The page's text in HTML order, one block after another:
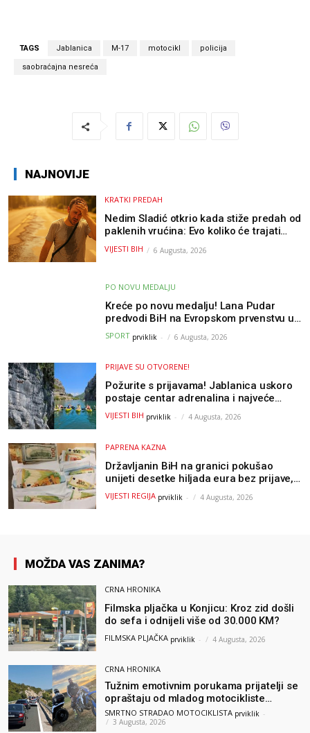
TAGS Jablanica M-17 motocikl policija
saobraćajna nesreća
NAJNOVIJE
KRATKI PREDAH
Nedim Sladić otkrio kada stiže predah od
paklenih vrućina: Evo koliko će trajati
osvježenje u BiH
VIJESTI BIH 6 Augusta, 2026
PO NOVU MEDALJU
Kreće po novu medalju! Lana Pudar
predvodi BiH na Evropskom prvenstvu u
Parizu
SPORT prviklik - 6 Augusta, 2026
PRIJAVE SU OTVORENE!
Požurite s prijavama! Jablanica uskoro
postaje centar adrenalina i najveće
outdoor avanture ovog ljeta
VIJESTI BIH prviklik - 4 Augusta, 2026
PAPRENA KAZNA
Državljanin BiH na granici pokušao
unijeti desetke hiljada eura bez prijave,
uslijedila “paprena” kazna
VIJESTI REGIJA prviklik - 4 Augusta, 2026
MOŽDA VAS ZANIMA?
CRNA HRONIKA
Filmska pljačka u Konjicu: Kroz zid došli
do sefa i odnijeli više od 30.000 KM?
FILMSKA PLJAČKA prviklik - 4 Augusta, 2026
CRNA HRONIKA
Tužnim emotivnim porukama prijatelji se
opraštaju od mladog motocikliste
Husnije Porča
SMRTNO STRADAO MOTOCIKLISTA prviklik -
3 Augusta, 2026